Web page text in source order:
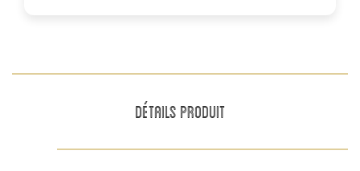
DÉTAILS PRODUIT